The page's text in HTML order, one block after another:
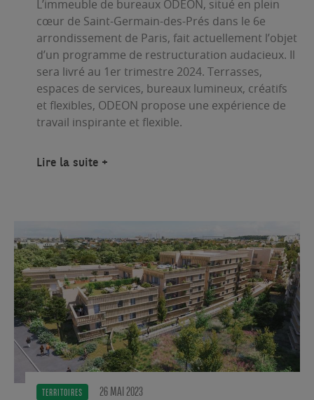
L’immeuble de bureaux ODEON, situé en plein
cœur de Saint-Germain-des-Prés dans le 6e
arrondissement de Paris, fait actuellement l’objet
d’un programme de restructuration audacieux. Il
sera livré au 1er trimestre 2024. Terrasses,
espaces de services, bureaux lumineux, créatifs
et flexibles, ODEON propose une expérience de
travail inspirante et flexible.
Lire la suite
TERRITOIRES 26 MAI 2023